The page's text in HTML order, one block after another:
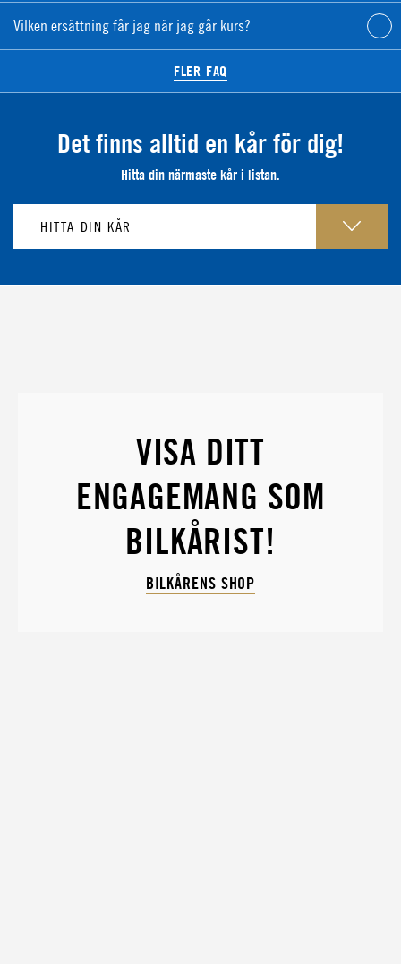
Vilken ersättning får jag när jag går kurs?
FLER FAQ
Det finns alltid en kår för dig!
Hitta din närmaste kår i listan.
VISA DITT
ENGAGEMANG SOM
BILKÅRIST!
BILKÅRENS SHOP